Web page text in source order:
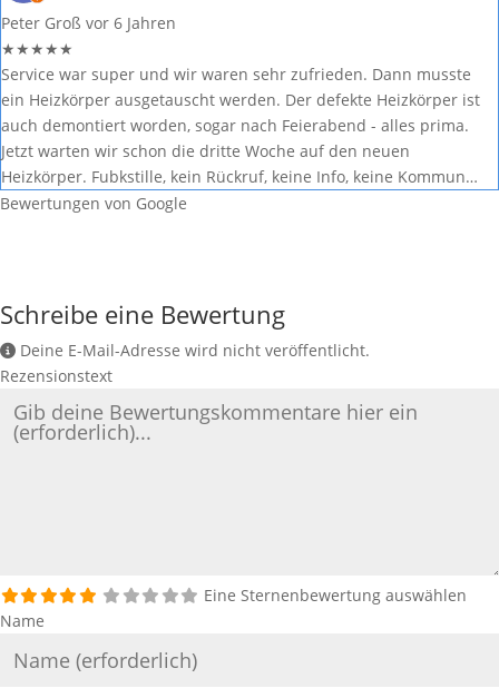
Peter Groß vor 6 Jahren
★★★★★
Service war super und wir waren sehr zufrieden. Dann musste
ein Heizkörper ausgetauscht werden. Der defekte Heizkörper ist
auch demontiert worden, sogar nach Feierabend - alles prima.
Jetzt warten wir schon die dritte Woche auf den neuen
Heizkörper. Fubkstille, kein Rückruf, keine Info, keine Kommun…
Bewertungen von Google
Schreibe eine Bewertung
Deine E-Mail-Adresse wird nicht veröffentlicht.
Rezensionstext
Eine Sternenbewertung auswählen
Name